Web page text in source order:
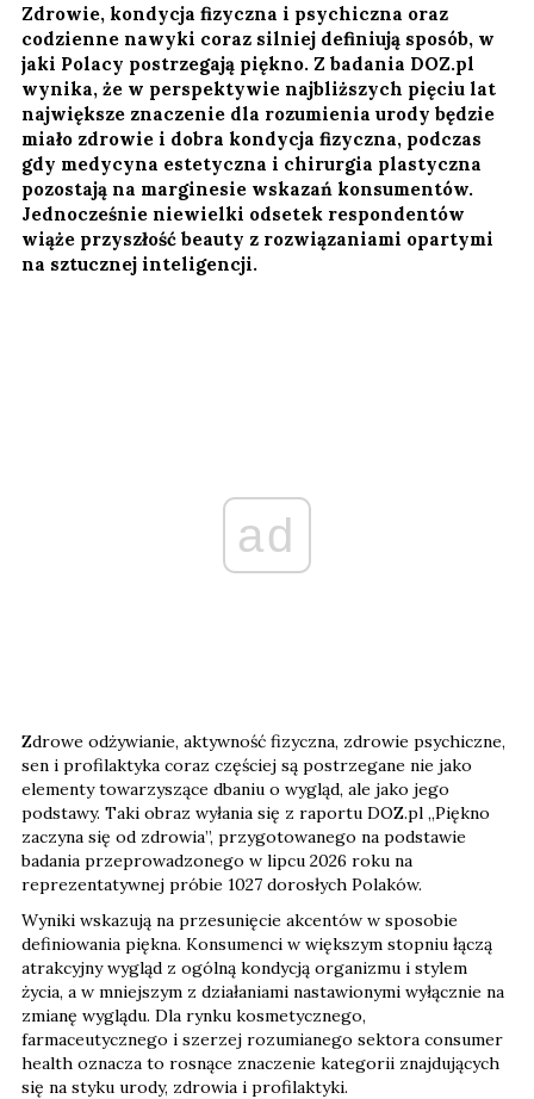
Zdrowie, kondycja fizyczna i psychiczna oraz
codzienne nawyki coraz silniej definiują sposób, w
jaki Polacy postrzegają piękno. Z badania DOZ.pl
wynika, że w perspektywie najbliższych pięciu lat
największe znaczenie dla rozumienia urody będzie
miało zdrowie i dobra kondycja fizyczna, podczas
gdy medycyna estetyczna i chirurgia plastyczna
pozostają na marginesie wskazań konsumentów.
Jednocześnie niewielki odsetek respondentów
wiąże przyszłość beauty z rozwiązaniami opartymi
na sztucznej inteligencji.
ad
Zdrowe odżywianie, aktywność fizyczna, zdrowie psychiczne,
sen i profilaktyka coraz częściej są postrzegane nie jako
elementy towarzyszące dbaniu o wygląd, ale jako jego
podstawy. Taki obraz wyłania się z raportu DOZ.pl „Piękno
zaczyna się od zdrowia”, przygotowanego na podstawie
badania przeprowadzonego w lipcu 2026 roku na
reprezentatywnej próbie 1027 dorosłych Polaków.
Wyniki wskazują na przesunięcie akcentów w sposobie
definiowania piękna. Konsumenci w większym stopniu łączą
atrakcyjny wygląd z ogólną kondycją organizmu i stylem
życia, a w mniejszym z działaniami nastawionymi wyłącznie na
zmianę wyglądu. Dla rynku kosmetycznego,
farmaceutycznego i szerzej rozumianego sektora consumer
health oznacza to rosnące znaczenie kategorii znajdujących
się na styku urody, zdrowia i profilaktyki.